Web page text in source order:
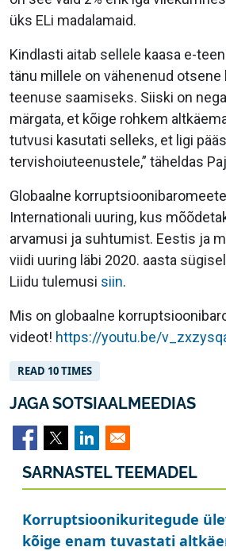
üks ELi madalamaid.
Kindlasti aitab sellele kaasa e-
tänu millele on vähenenud otsene
teenuse saamiseks. Siiski on
märgata, et kõige rohkem
tutvusi kasutati selleks, et ligi
tervishoiuteenustele,” täheldas
Globaalne
Internationali uuring, kus
arvamusi ja suhtumist. Eestis ja
viidi uuring läbi 2020. aasta
Liidu tulemusi siin.
Mis on globaalne
videot! https://youtu.be/
READ 10 TIMES
JAGA SOTSIAALMEEDIAS
SARNASTEL TEEMADEL
Korruptsioonikuritegude
kõige enam tuvastati